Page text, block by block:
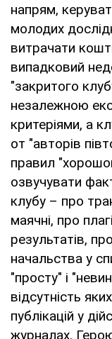
напрям,
молодих
витрачати
випадковий
"закритого
незалежною
критеріями, а
от "авторів
правил
озвучувати
клубу – про
маячні, про
результатів,
начальства у
"просту" і
відсутність
публікацій у
журналах.